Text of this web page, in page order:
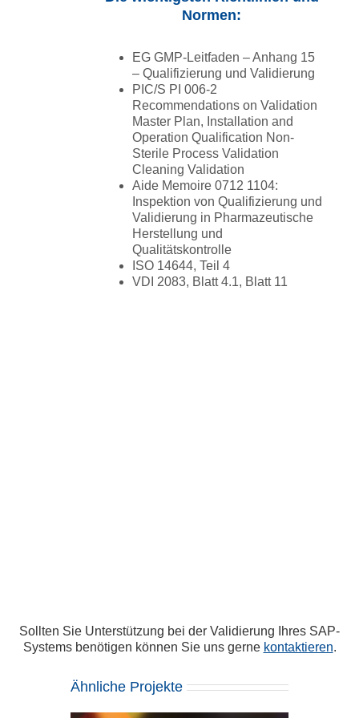
Normen:
EG GMP-Leitfaden – Anhang 15
– Qualifizierung und Validierung
PIC/S PI 006-2
Recommendations on Validation
Master Plan, Installation and
Operation Qualification Non-
Sterile Process Validation
Cleaning Validation
Aide Memoire 0712 1104:
Inspektion von Qualifizierung und
Validierung in Pharmazeutische
Herstellung und
Qualitätskontrolle
ISO 14644, Teil 4
VDI 2083, Blatt 4.1, Blatt 11
Sollten Sie Unterstützung bei der Validierung Ihres SAP-
Systems benötigen können Sie uns gerne kontaktieren.
Ähnliche Projekte